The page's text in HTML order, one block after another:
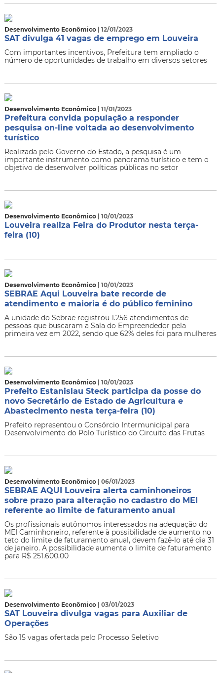
Desenvolvimento Econômico | 12/01/2023
SAT divulga 41 vagas de emprego em Louveira
Com importantes incentivos, Prefeitura tem ampliado o
número de oportunidades de trabalho em diversos setores
Desenvolvimento Econômico | 11/01/2023
Prefeitura convida população a responder
pesquisa on-line voltada ao desenvolvimento
turístico
Realizada pelo Governo do Estado, a pesquisa é um
importante instrumento como panorama turístico e tem o
objetivo de desenvolver políticas públicas no setor
Desenvolvimento Econômico | 10/01/2023
Louveira realiza Feira do Produtor nesta terça-
feira (10)
Desenvolvimento Econômico | 10/01/2023
SEBRAE Aqui Louveira bate recorde de
atendimento e maioria é do público feminino
A unidade do Sebrae registrou 1.256 atendimentos de
pessoas que buscaram a Sala do Empreendedor pela
primeira vez em 2022, sendo que 62% deles foi para mulheres
Desenvolvimento Econômico | 10/01/2023
Prefeito Estanislau Steck participa da posse do
novo Secretário de Estado de Agricultura e
Abastecimento nesta terça-feira (10)
Prefeito representou o Consórcio Intermunicipal para
Desenvolvimento do Polo Turístico do Circuito das Frutas
Desenvolvimento Econômico | 06/01/2023
SEBRAE AQUI Louveira alerta caminhoneiros
sobre prazo para alteração no cadastro do MEI
referente ao limite de faturamento anual
Os profissionais autônomos interessados na adequação do
MEI Caminhoneiro, referente à possibilidade de aumento no
teto do limite de faturamento anual, devem fazê-lo até dia 31
de janeiro. A possibilidade aumenta o limite de faturamento
para R$ 251.600,00
Desenvolvimento Econômico | 03/01/2023
SAT Louveira divulga vagas para Auxiliar de
Operações
São 15 vagas ofertada pelo Processo Seletivo